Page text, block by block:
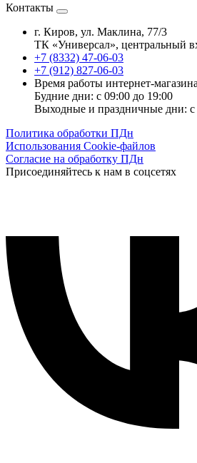
Контакты
г. Киров, ул. Маклина, 77/3
ТК «Универсал», центральный
+7 (8332) 47-06-03
+7 (912) 827-06-03
Время работы интернет-
Будние дни: с 09:00 до 19:00
Выходные и праздничные дни: с
Политика обработки ПДн
Использования Cookie-файлов
Согласие на обработку ПДн
Присоединяйтесь к нам в соцсетях